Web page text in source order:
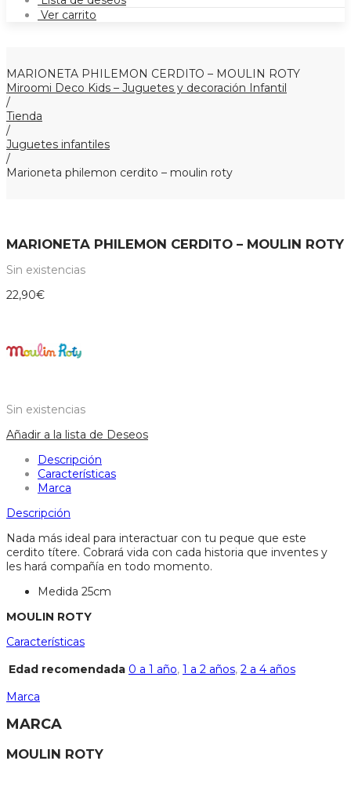
Ver carrito
MARIONETA PHILEMON CERDITO – MOULIN ROTY
Miroomi Deco Kids – Juguetes y decoración Infantil
/
Tienda
/
Juguetes infantiles
/
Marioneta philemon cerdito – moulin roty
MARIONETA PHILEMON CERDITO – MOULIN ROTY
Sin existencias
22,90€
Sin existencias
Añadir a la lista de Deseos
Descripción
Características
Marca
Descripción
Nada más ideal para interactuar con tu peque que este
cerdito títere. Cobrará vida con cada historia que inventes y
les hará compañía en todo momento.
Medida 25cm
MOULIN ROTY
Características
Edad recomendada 0 a 1 año, 1 a 2 años, 2 a 4 años
Marca
MARCA
MOULIN ROTY